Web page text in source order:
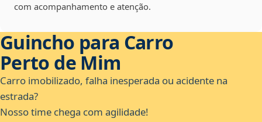
com acompanhamento e atenção.
Guincho para Carro
Perto de Mim
Carro imobilizado, falha inesperada ou acidente na
estrada?
Nosso time chega com agilidade!